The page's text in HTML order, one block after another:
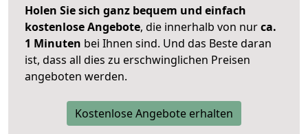
Holen Sie sich ganz bequem und einfach
kostenlose Angebote, die innerhalb von nurca.
1 Minuten bei Ihnen sind. Und das Beste daran
ist, dass all dies zu erschwinglichen Preisen
angeboten werden.
Kostenlose Angebote erhalten